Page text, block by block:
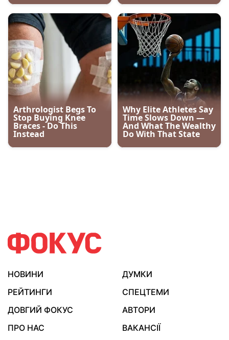
НОВИНИ
ДУМКИ
РЕЙТИНГИ
СПЕЦТЕМИ
ДОВГИЙ ФОКУС
АВТОРИ
ПРО НАС
ВАКАНСІЇ